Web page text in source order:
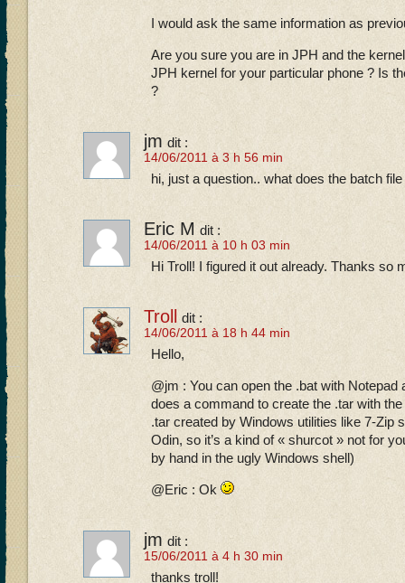
I would ask the same information as
Are you sure you are in JPH and the
JPH kernel for your particular phone ? Is
?
jm dit :
14/06/2011 à 3 h 56 min
hi, just a question.. what does the batch
Eric M dit :
14/06/2011 à 10 h 03 min
Hi Troll! I figured it out already. Thanks so
Troll dit :
14/06/2011 à 18 h 44 min
Hello,
@jm : You can open the .bat with Notepad
does a command to create the .tar with
.tar created by Windows utilities like 7-Zip
Odin, so it’s a kind of « shurcot » not for
by hand in the ugly Windows shell)
@Eric : Ok
jm dit :
15/06/2011 à 4 h 30 min
thanks troll!